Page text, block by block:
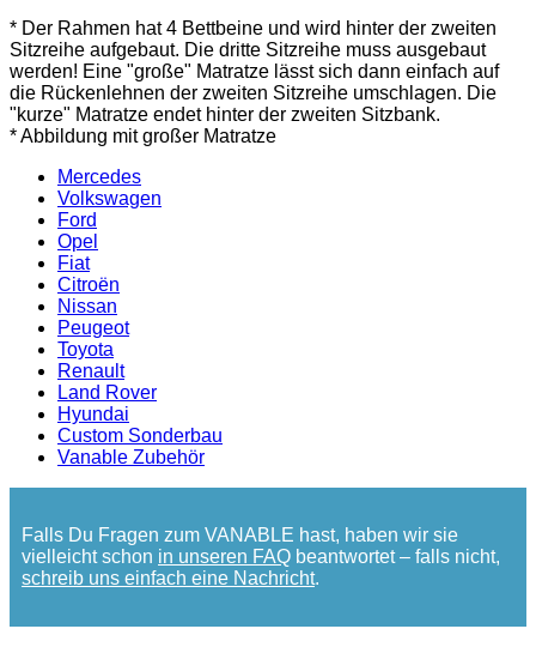
* Der Rahmen hat 4 Bettbeine und wird hinter der zweiten
Sitzreihe aufgebaut. Die dritte Sitzreihe muss ausgebaut
werden! Eine "große" Matratze lässt sich dann einfach auf
die Rückenlehnen der zweiten Sitzreihe umschlagen. Die
"kurze" Matratze endet hinter der zweiten Sitzbank.
* Abbildung mit großer Matratze
Mercedes
Volkswagen
Ford
Opel
Fiat
Citroën
Nissan
Peugeot
Toyota
Renault
Land Rover
Hyundai
Custom Sonderbau
Vanable Zubehör
Falls Du Fragen zum VANABLE hast, haben wir sie
vielleicht schon in unseren FAQ beantwortet – falls nicht,
schreib uns einfach eine Nachricht.